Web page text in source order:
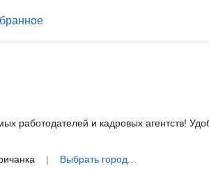
работодателей и кадровых агентств!
| Выбрать город...